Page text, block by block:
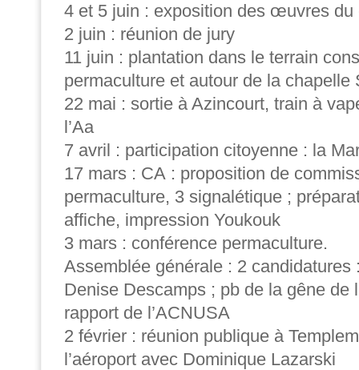
4 et 5 juin : exposition des œuvres du
2 juin : réunion de jury
11 juin : plantation dans le terrain
permaculture et autour de la chapelle
22 mai : sortie à Azincourt, train à
l’Aa
7 avril : participation citoyenne : la
17 mars : CA : proposition de
permaculture, 3 signalétique ;
affiche, impression Youkouk
3 mars : conférence permaculture.
Assemblée générale : 2 candidatures
Denise Descamps ; pb de la gêne de
rapport de l’ACNUSA
2 février : réunion publique à
l’aéroport avec Dominique Lazarski